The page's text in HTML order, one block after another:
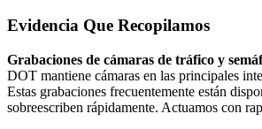
Evidencia Que Recopilamos
Grabaciones de cámaras de tráfico y
DOT mantiene cámaras en las principales
Estas grabaciones frecuentemente están
sobreescriben rápidamente. Actuamos con